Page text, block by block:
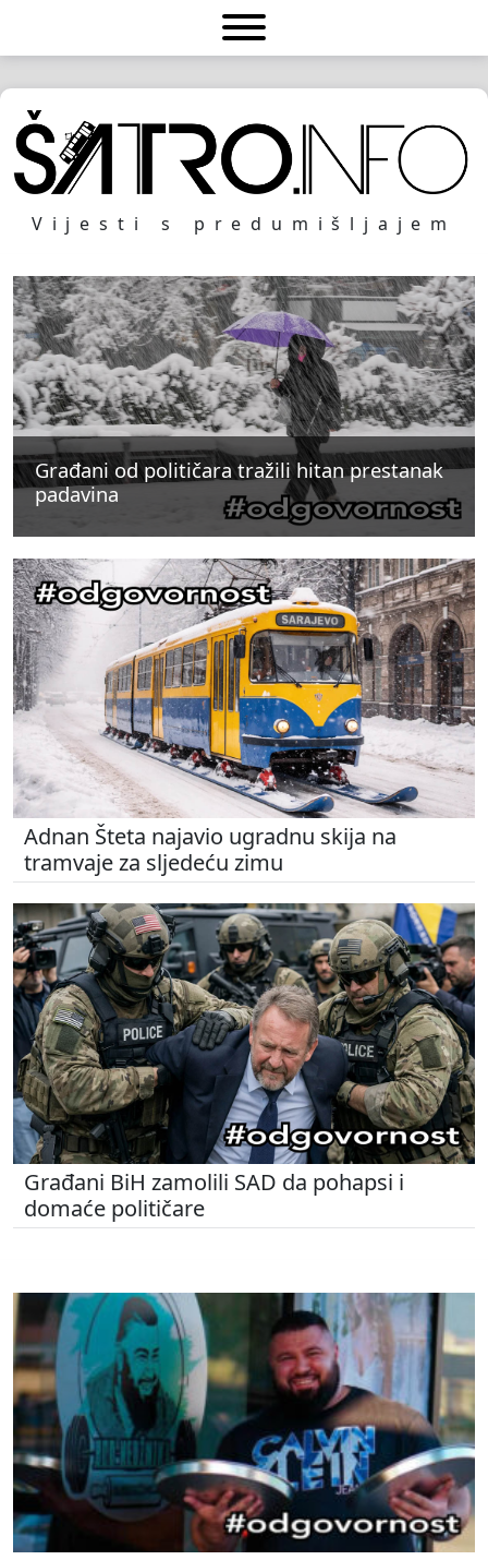
Vijesti s predumišljajem
Građani od političara tražili hitan prestanak
padavina
Građani od političara tražili hitan prestanak
padavina
Građani od političara tražili hitan prestanak
padavina
Adnan Šteta najavio ugradnu skija na
tramvaje za sljedeću zimu
Građani BiH zamolili SAD da pohapsi i
domaće političare